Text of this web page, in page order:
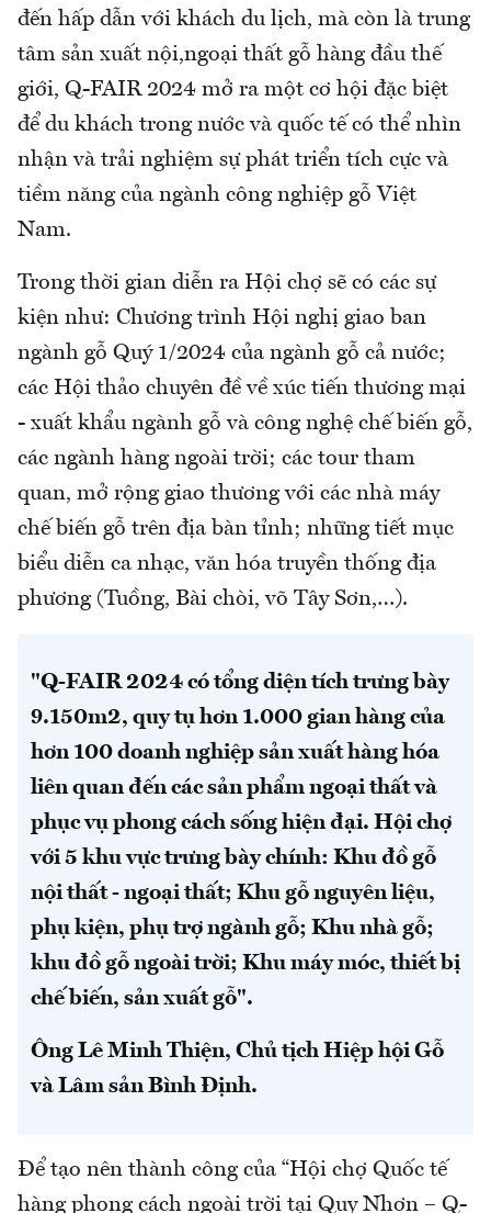
đến hấp dẫn với khách du lịch, mà còn là trung
tâm sản xuất nội,ngoại thất gỗ hàng đầu thế
giới, Q-FAIR 2024 mở ra một cơ hội đặc biệt
để du khách trong nước và quốc tế có thể nhìn
nhận và trải nghiệm sự phát triển tích cực và
tiềm năng của ngành công nghiệp gỗ Việt
Nam.
Trong thời gian diễn ra Hội chợ sẽ có các sự
kiện như: Chương trình Hội nghị giao ban
ngành gỗ Quý 1/2024 của ngành gỗ cả nước;
các Hội thảo chuyên đề về xúc tiến thương mại
- xuất khẩu ngành gỗ và công nghệ chế biến gỗ,
các ngành hàng ngoài trời; các tour tham
quan, mở rộng giao thương với các nhà máy
chế biến gỗ trên địa bàn tỉnh; những tiết mục
biểu diễn ca nhạc, văn hóa truyền thống địa
phương (Tuồng, Bài chòi, võ Tây Sơn,…).
"Q-FAIR 2024 có tổng diện tích trưng bày
9.150m2, quy tụ hơn 1.000 gian hàng của
hơn 100 doanh nghiệp sản xuất hàng hóa
liên quan đến các sản phẩm ngoại thất và
phục vụ phong cách sống hiện đại. Hội chợ
với 5 khu vực trưng bày chính: Khu đồ gỗ
nội thất - ngoại thất; Khu gỗ nguyên liệu,
phụ kiện, phụ trợ ngành gỗ; Khu nhà gỗ;
khu đồ gỗ ngoài trời; Khu máy móc, thiết bị
chế biến, sản xuất gỗ".
Ông Lê Minh Thiện, Chủ tịch Hiệp hội Gỗ
và Lâm sản Bình Định.
Để tạo nên thành công của “Hội chợ Quốc tế
hàng phong cách ngoài trời tại Quy Nhơn – Q-